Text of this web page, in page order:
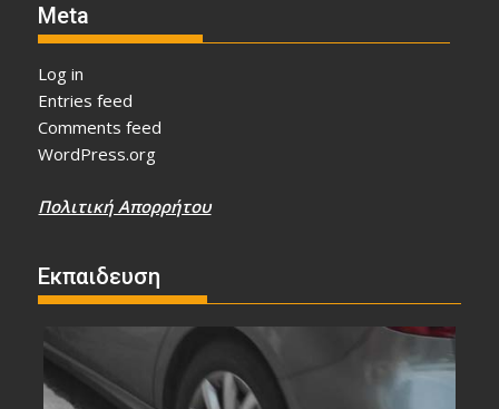
Meta
Log in
Entries feed
Comments feed
WordPress.org
Πολιτική Απορρήτου
Εκπαιδευση